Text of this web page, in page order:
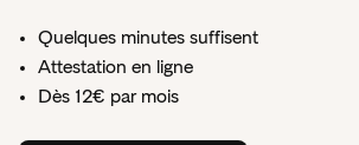
Art, Culture et Évènements
Beauté, Bien-Être et Sport
Protection Juridique Professionnelle
Nos assurances pour auto-entrepreneur
Comparatif RC Pro 2026
Quelques minutes suffisent
Attestation en ligne
Dès 12€ par mois